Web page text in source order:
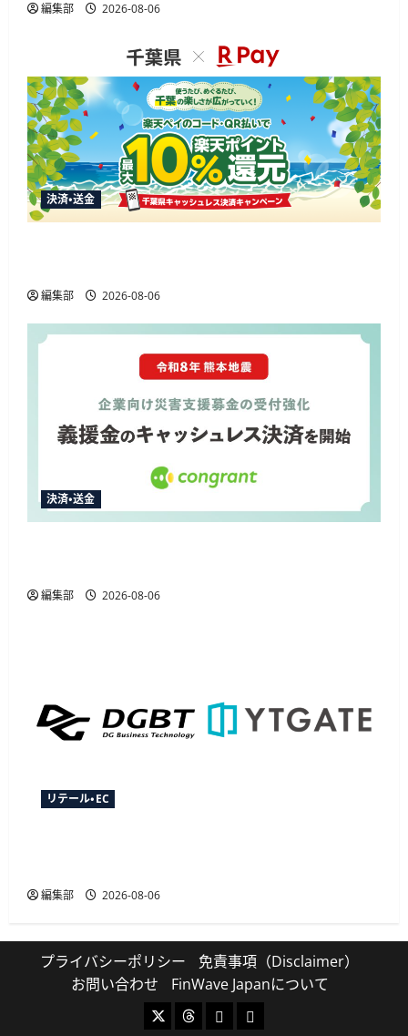
編集部 2026-08-06
決済・送金
編集部 2026-08-06
決済・送金
編集部 2026-08-06
リテール・EC
編集部 2026-08-06
プライバシーポリシー
免責事項（Disclaimer）
お問い合わせ
FinWave Japanについて
X ThreadsBlueskyMastodon